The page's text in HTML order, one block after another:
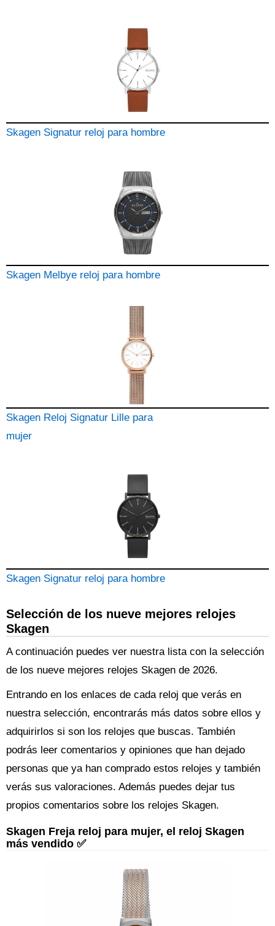
Skagen Signatur reloj para hombre
Skagen Melbye reloj para hombre
Skagen Reloj Signatur Lille para
mujer
Skagen Signatur reloj para hombre
Selección de los nueve mejores relojes
Skagen
A continuación puedes ver nuestra lista con la selección
de los nueve mejores relojes Skagen de 2026.
Entrando en los enlaces de cada reloj que verás en
nuestra selección, encontrarás más datos sobre ellos y
adquirirlos si son los relojes que buscas. También
podrás leer comentarios y opiniones que han dejado
personas que ya han comprado estos relojes y también
verás sus valoraciones. Además puedes dejar tus
propios comentarios sobre los relojes Skagen.
Skagen Freja reloj para mujer, el reloj Skagen
más vendido ✅